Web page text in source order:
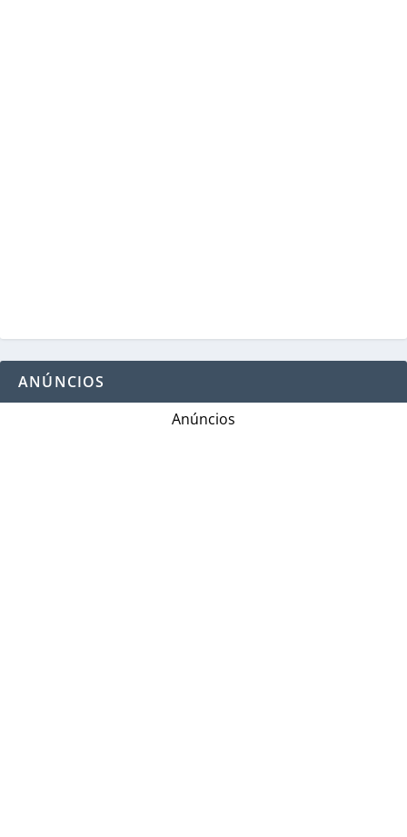
ANÚNCIOS
Anúncios